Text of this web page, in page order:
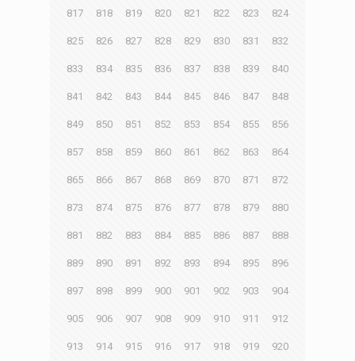
817 818 819 820 821 822 823 824
825 826 827 828 829 830 831 832
833 834 835 836 837 838 839 840
841 842 843 844 845 846 847 848
849 850 851 852 853 854 855 856
857 858 859 860 861 862 863 864
865 866 867 868 869 870 871 872
873 874 875 876 877 878 879 880
881 882 883 884 885 886 887 888
889 890 891 892 893 894 895 896
897 898 899 900 901 902 903 904
905 906 907 908 909 910 911 912
913 914 915 916 917 918 919 920